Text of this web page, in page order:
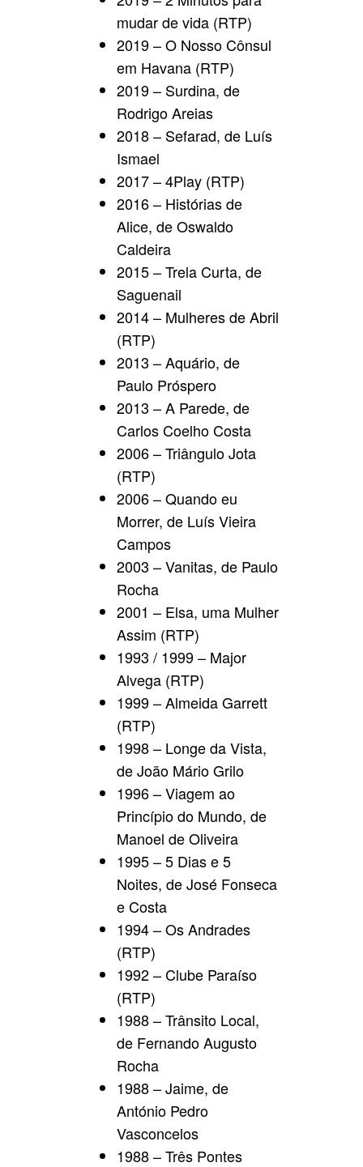
mudar de vida (RTP)
2019 – O Nosso Cônsul
em Havana (RTP)
2019 – Surdina, de
Rodrigo Areias
2018 – Sefarad, de Luís
Ismael
2017 – 4Play (RTP)
2016 – Histórias de
Alice, de Oswaldo
Caldeira
2015 – Trela Curta, de
Saguenail
2014 – Mulheres de Abril
(RTP)
2013 – Aquário, de
Paulo Próspero
2013 – A Parede, de
Carlos Coelho Costa
2006 – Triângulo Jota
(RTP)
2006 – Quando eu
Morrer, de Luís Vieira
Campos
2003 – Vanitas, de Paulo
Rocha
2001 – Elsa, uma Mulher
Assim (RTP)
1993 / 1999 – Major
Alvega (RTP)
1999 – Almeida Garrett
(RTP)
1998 – Longe da Vista,
de João Mário Grilo
1996 – Viagem ao
Princípio do Mundo, de
Manoel de Oliveira
1995 – 5 Dias e 5
Noites, de José Fonseca
e Costa
1994 – Os Andrades
(RTP)
1992 – Clube Paraíso
(RTP)
1988 – Trânsito Local,
de Fernando Augusto
Rocha
1988 – Jaime, de
António Pedro
Vasconcelos
1988 – Três Pontes